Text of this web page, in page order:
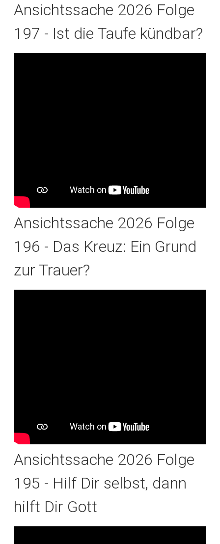
Ansichtssache 2026 Folge
197 - Ist die Taufe kündbar?
Ansichtssache 2026 Folge
196 - Das Kreuz: Ein Grund
zur Trauer?
Ansichtssache 2026 Folge
195 - Hilf Dir selbst, dann
hilft Dir Gott